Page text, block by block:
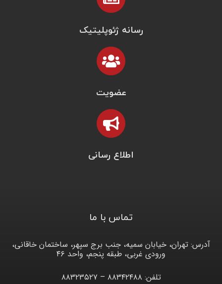
رسانه ژئوپلیتیک
عضویت
اطلاع رسانی
تماس با ما
آدرس: تهران، خیابان سمیه، جنب برج سپهر، ساختمان خاقانی،
ورودی غربی، طبقه پنجم، واحد ۴۶
تلفن: ۸۸۳۴۲۴۸۸ – ۸۸۳۲۳۵۲۷